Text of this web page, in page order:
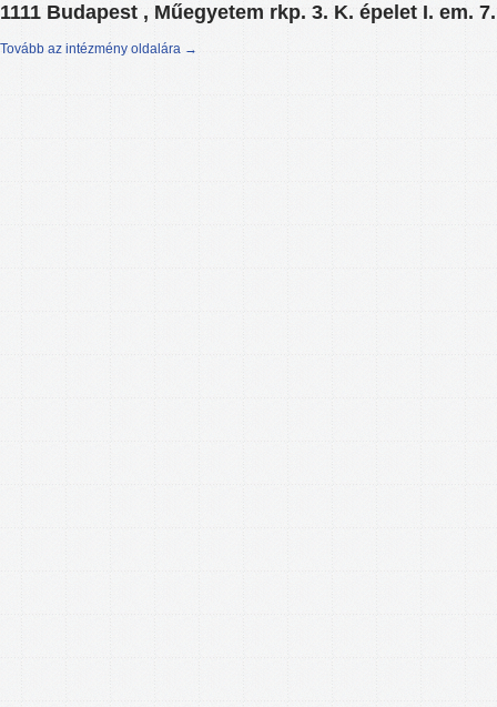
1111 Budapest , Műegyetem rkp. 3. K. épelet I. em.
Tovább az intézmény oldalára →